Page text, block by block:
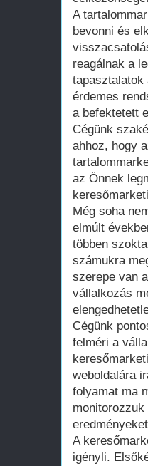
A
bevonni és
reagálnak a
tapasztalatok
érdemes
a befektetett
Cégünk
ahhoz, hogy
az Önnek
Még soha
elmúlt
többen
számukra
szerepe van
vállalkozás
Cégünk
felméri a
weboldalára
folyamat ma
A
igényli.